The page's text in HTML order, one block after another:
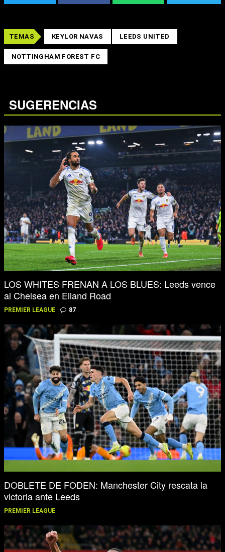
TEMAS KEYLOR NAVAS LEEDS UNITED
NOTTINGHAM FOREST FC
SUGERENCIAS
LOS WHITES FRENAN A LOS BLUES: Leeds vence
al Chelsea en Elland Road
PREMIER LEAGUE 87
DOBLETE DE FODEN: Manchester City rescata la
victoria ante Leeds
PREMIER LEAGUE